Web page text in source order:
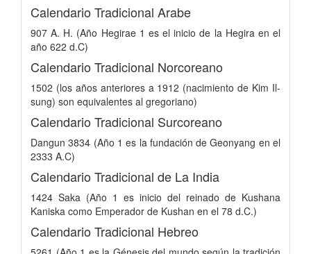
Calendario Tradicional Arabe
907 A. H. (Año Hegirae 1 es el inicio de la Hegira en el
año 622 d.C)
Calendario Tradicional Norcoreano
1502 (los años anteriores a 1912 (nacimiento de Kim Il-
sung) son equivalentes al gregoriano)
Calendario Tradicional Surcoreano
Dangun 3834 (Año 1 es la fundación de Geonyang en el
2333 A.C)
Calendario Tradicional de La India
1424 Saka (Año 1 es inicio del reinado de Kushana
Kaniska como Emperador de Kushan en el 78 d.C.)
Calendario Tradicional Hebreo